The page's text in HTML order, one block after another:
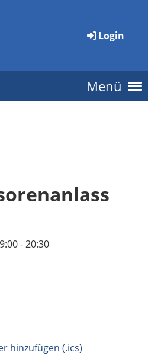
Login
Menü
- 20:30
hinzufügen (.ics)